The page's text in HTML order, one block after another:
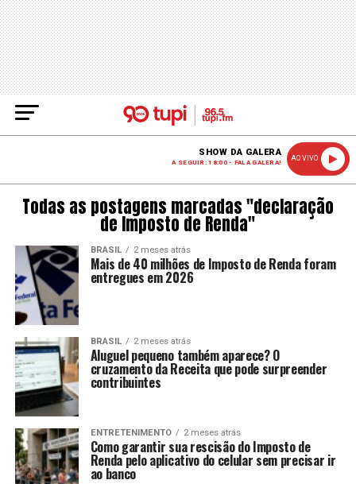
SHOW DA GALERA
A SEGUIR: 18:00 - FALA GALERA!
AO VIVO
Todas as postagens marcadas "declaração
de Imposto de Renda"
BRASIL 2 meses atrás
Mais de 40 milhões de Imposto de Renda foram
entregues em 2026
BRASIL 2 meses atrás
Aluguel pequeno também aparece? O
cruzamento da Receita que pode surpreender
contribuintes
ENTRETENIMENTO 2 meses atrás
Como garantir sua rescisão do Imposto de
Renda pelo aplicativo do celular sem precisar ir
ao banco